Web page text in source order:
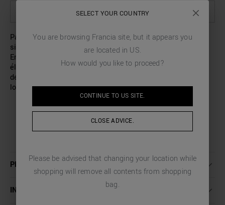
SÉLECTIONNEZ LES OPTIONS POUR VOIR LA DISPONIBILITÉ EN MAGASIN
Parfait pour compléter le look décontracté, ce pantalon
signé Antony Morato présente une coupe classique.
Entièrement réalisé en coton doux, il est doté d’un
élastique avec un cordon de serrage réglable à la taille. Le
design est complété par deux poches zippées placées le
long de la jambe et une poche passepoilée au dos.
PLUS DE DÉTAILS
INSTRUCTIONS DE LAVAGE
SELECT YOUR COUNTRY
You are browsing Francia site, but it appears you
are located in US.
How would you like to proceed?
CONTINUE TO US SITE.
CLOSE ADVICE.
Please be advised that changing your location while
shopping will remove all contents from shopping
bag.